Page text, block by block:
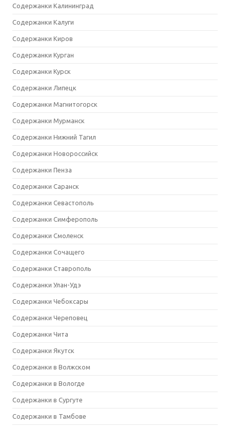
Содержанки Калининград
Содержанки Калуги
Содержанки Киров
Содержанки Курган
Содержанки Курск
Содержанки Липецк
Содержанки Магнитогорск
Содержанки Мурманск
Содержанки Нижний Тагил
Содержанки Новороссийск
Содержанки Пенза
Содержанки Саранск
Содержанки Севастополь
Содержанки Симферополь
Содержанки Смоленск
Содержанки Сочащего
Содержанки Ставрополь
Содержанки Улан-Удэ
Содержанки Чебоксары
Содержанки Череповец
Содержанки Чита
Содержанки Якутск
Содержанки в Волжском
Содержанки в Вологде
Содержанки в Сургуте
Содержанки в Тамбове